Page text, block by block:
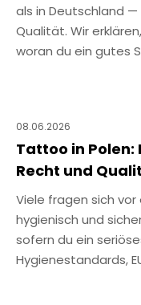
als in Deutschland
Qualität. Wir
woran du ein gutes
08.06.2026
Tattoo in Polen:
Recht und
Viele fragen sich
hygienisch und
sofern du ein
Hygienestandards,